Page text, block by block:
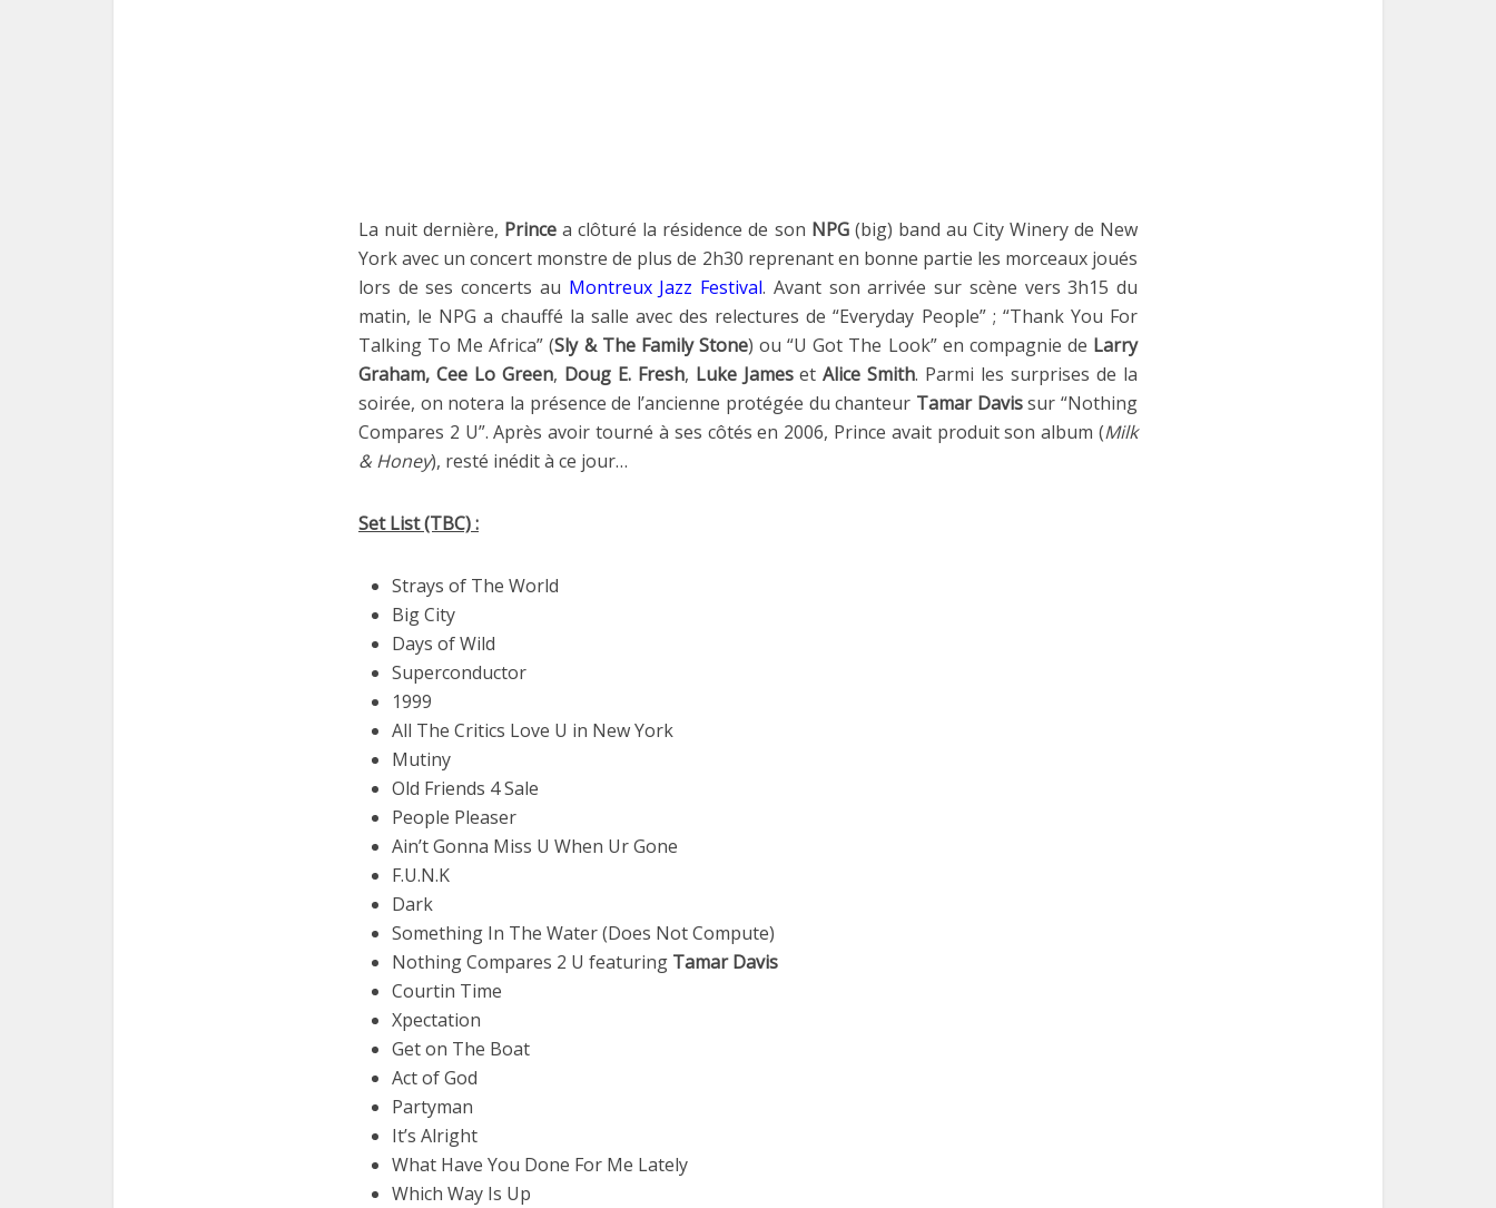
La nuit dernière, Prince a clôturé la résidence de son NPG(big) band au City Winery de New
York avec un concert monstre de plus de 2h30 reprenant en bonne partie les morceaux joués
lors de ses concerts au Montreux Jazz Festival. Avant son arrivée sur scène vers 3h15 du
matin, le NPG a chauffé la salle avec des relectures de “Everyday People” ; “Thank You For
Talking To Me Africa” (Sly & The Family Stone) ou “U Got The Look” en compagnie de Larry
Graham, Cee Lo Green, Doug E. Fresh, Luke JamesetAlice Smith. Parmi les surprises de la
soirée, on notera la présence de l’ancienne protégée du chanteur Tamar Davissur “Nothing
Compares 2 U”. Après avoir tourné à ses côtés en 2006, Prince avait produit son album (Milk
& Honey), resté inédit à ce jour…
Set List (TBC) :
Strays of The World
Big City
Days of Wild
Superconductor
1999
All The Critics Love U in New York
Mutiny
Old Friends 4 Sale
People Pleaser
Ain’t Gonna Miss U When Ur Gone
F.U.N.K
Dark
Something In The Water (Does Not Compute)
Nothing Compares 2 U featuring Tamar Davis
Courtin Time
Xpectation
Get on The Boat
Act of God
Partyman
It’s Alright
What Have You Done For Me Lately
Which Way Is Up